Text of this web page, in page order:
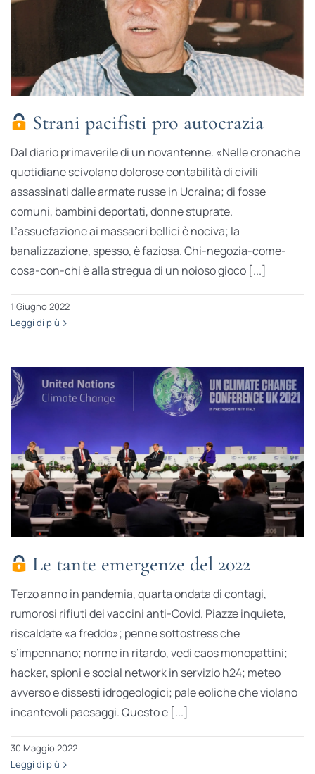
Strani pacifisti pro autocrazia
Dal diario primaverile di un novantenne. «Nelle cronache
quotidiane scivolano dolorose contabilità di civili
assassinati dalle armate russe in Ucraina; di fosse
comuni, bambini deportati, donne stuprate.
L’assuefazione ai massacri bellici è nociva; la
banalizzazione, spesso, è faziosa. Chi-negozia-come-
cosa-con-chi è alla stregua di un noioso gioco [...]
1 Giugno 2022
Leggi di più
Le tante emergenze del 2022
Terzo anno in pandemia, quarta ondata di contagi,
rumorosi rifiuti dei vaccini anti-Covid. Piazze inquiete,
riscaldate «a freddo»; penne sottostress che
s’impennano; norme in ritardo, vedi caos monopattini;
hacker, spioni e social network in servizio h24; meteo
avverso e dissesti idrogeologici; pale eoliche che violano
incantevoli paesaggi. Questo e [...]
30 Maggio 2022
Leggi di più